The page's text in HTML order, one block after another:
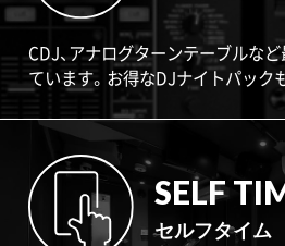
CDJ、アナログターンテーブルな
ています。お得なDJナイトパック
SELF
セルフタイム